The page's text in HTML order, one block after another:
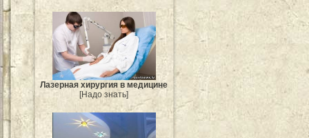
Лазерная хирургия в медицине
[Надо знать]